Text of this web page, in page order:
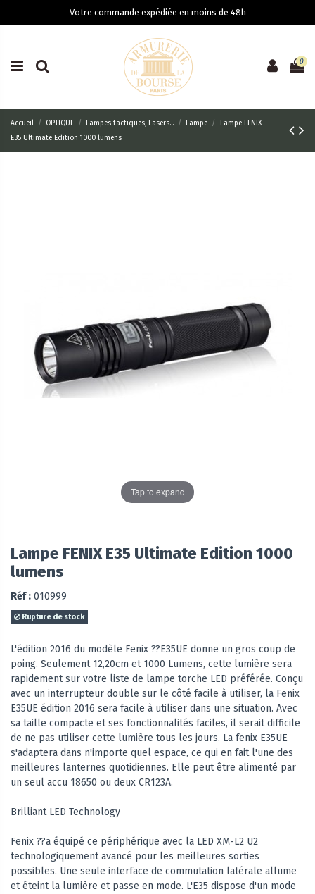
Votre commande expédiée en moins de 48h
0
Accueil OPTIQUE Lampes tactiques, Lasers... Lampe
Lampe FENIX
E35 Ultimate Edition 1000 lumens
Tap to expand
Lampe FENIX E35 Ultimate Edition 1000
lumens
Réf : 010999
Rupture de stock
L'édition 2016 du modèle Fenix ??E35UE donne un gros coup de
poing. Seulement 12,20cm et 1000 Lumens, cette lumière sera
rapidement sur votre liste de lampe torche LED préférée. Conçu
avec un interrupteur double sur le côté facile à utiliser, la Fenix
E35UE édition 2016 sera facile à utiliser dans une situation. Avec
sa taille compacte et ses fonctionnalités faciles, il serait difficile
de ne pas utiliser cette lumière tous les jours. La fenix E35UE
s'adaptera dans n'importe quel espace, ce qui en fait l'une des
meilleures lanternes quotidiennes. Elle peut être alimenté par
un seul accu 18650 ou deux CR123A.
Brilliant LED Technology
Fenix ??a équipé ce périphérique avec la LED XM-L2 U2
technologiquement avancé pour les meilleures sorties
possibles. Une seule interface de commutation latérale allume
et éteint la lumière et passe en mode. L'E35 dispose d'un mode